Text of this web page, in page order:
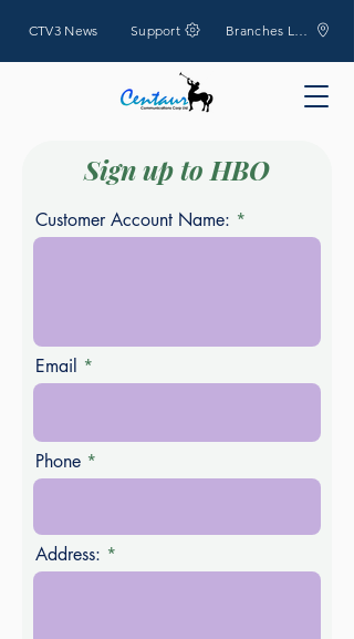
CTV3 News Support
Sign up to HBO
Customer Account Name:
Email
Phone
Address: